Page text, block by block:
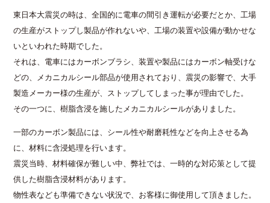
東日本大震災の時は、全国的に電車の間引き運転が必要だとか、工場
の生産がストップし製品が作れないや、工場の装置や設備が動かせな
いといわれた時期でした。
それは、電車にはカーボンブラシ、装置や製品にはカーボン軸受けな
どの、メカニカルシール部品が使用されており、震災の影響で、大手
製造メーカー様の生産が、ストップしてしまった事が理由でした。
その一つに、樹脂含浸を施したメカニカルシールがありました。
一部のカーボン製品には、シール性や耐磨耗性などを向上させる為
に、材料に含浸処理を行います。
震災当時、材料確保が難しい中、弊社では、一時的な対応策として提
供した樹脂含浸材料があります。
物性表なども準備できない状況で、お客様に御使用して頂きました。